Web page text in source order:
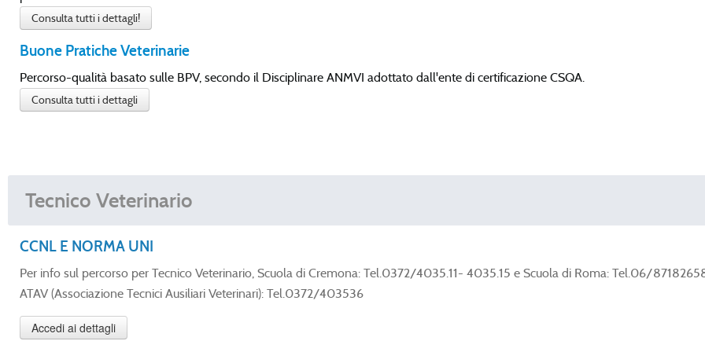
Consulta tutti i dettagli!
Buone Pratiche Veterinarie
Percorso-qualità basato sulle BPV, secondo il Disciplinare ANMVI adottato dall'ente di certificazione CSQA.
Consulta tutti i dettagli
Tecnico Veterinario
CCNL E NORMA UNI
Per info sul percorso per Tecnico Veterinario, Scuola di Cremona: Tel.0372/4035.11- 4035.15 e Scuola di Roma: Tel.06/
ATAV (Associazione Tecnici Ausiliari Veterinari): Tel.0372/403536
Accedi ai dettagli